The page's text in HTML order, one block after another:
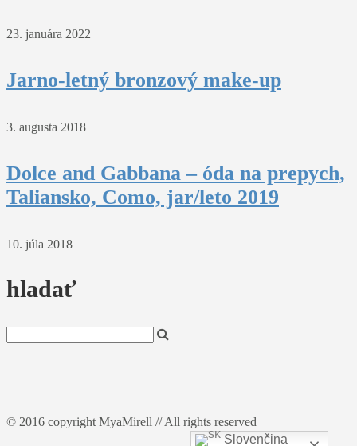
23. januára 2022
Jarno-letný bronzový make-up
3. augusta 2018
Dolce and Gabbana – óda na prepych,
Taliansko, Como, jar/leto 2019
10. júla 2018
hladať
© 2016 copyright MyaMirell // All rights reserved
Slovenčina